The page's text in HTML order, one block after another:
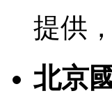
提供
北京